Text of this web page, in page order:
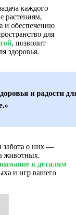
каждого
растениям,
и обеспечению
для
, позволит
здоровья.
и радости
о них —
животных.
к деталям
и игр вашего